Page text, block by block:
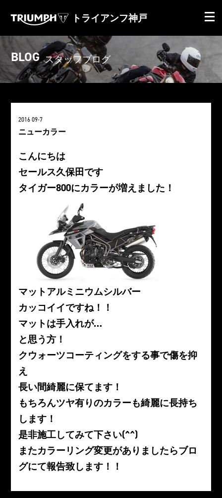
トライアンフ神戸
BLOG スタッフブログ
2016 09-7
ニューカラー
こんにちは
セールス久保田です
タイガー800にカラーが増えました！
マットアルミニウムシルバー
カッコイイですね！！
マットは手入れが…
と思う方！
クウォーツコーティングをする事で傷を抑
え
長い間綺麗に保てます！
もちろんツヤ有りのカラーも綺麗に長持ち
します！
是非施工してみて下さい(^^)
またカラーリング変更がありましたらブロ
グにて報告致します！！